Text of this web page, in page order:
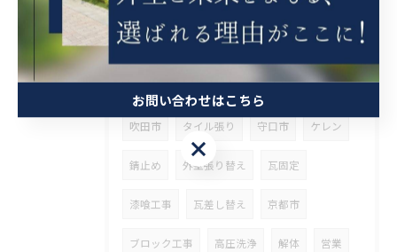
塗装 内装塗装 西宮市
屋根補修 外壁補修 シール工事
クリヤ ベランダ簡易防水 茨木市
吹田市 タイル張り 守口市 ケレン
錆止め 外壁張り替え 瓦固定
漆喰工事 瓦差し替え 京都市
ブロック工事 高圧洗浄 解体 営業
お問い合わせはこちら
お問い合わせはこちら